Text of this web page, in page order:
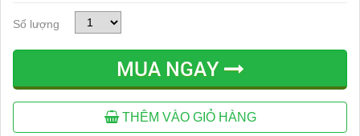
Số lượng
MUA NGAY
THÊM VÀO GIỎ HÀNG